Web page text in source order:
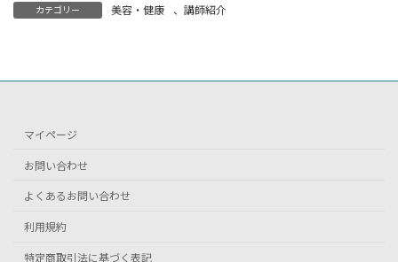
カテゴリー 美容・健康 、 講師紹介
マイページ
お問い合わせ
よくあるお問い合わせ
利用規約
特定商取引法に基づく表記